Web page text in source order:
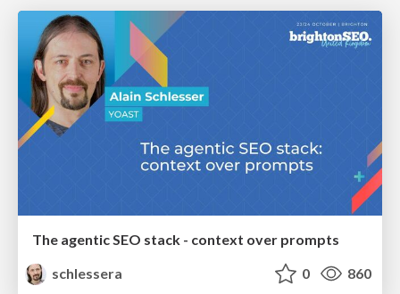
The agentic SEO stack - context over prompts
schlessera
0 860